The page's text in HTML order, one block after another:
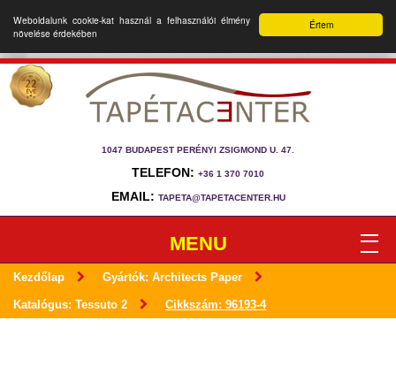
Értem
Weboldalunk cookie-kat használ a felhasználói élmény
növelése érdekében
1047 BUDAPEST PERÉNYI ZSIGMOND U. 47.
TELEFON: +36 1 370 7010
EMAIL: TAPETA@TAPETACENTER.HU
MENU
Kezdőlap Gyártók: Architects Paper
Katalógus: Tessuto 2 Cikkszám: 96193-4